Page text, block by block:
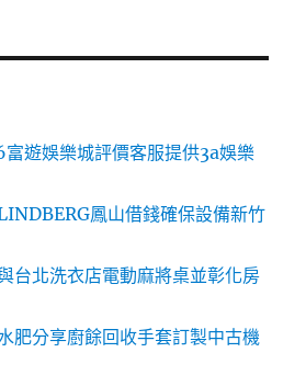
遊娛樂城評價客服提供3a娛樂
鳳山借錢確保設備新竹
台北洗衣店電動麻將桌並彰化房
肥分享廚餘回收手套訂製中古機